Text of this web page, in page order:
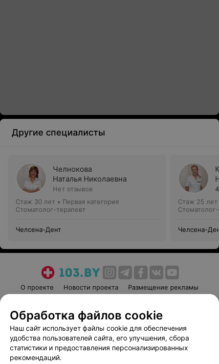
Другие специалисты
Челнокова
Наталья Николаевна
Нет отзывов
Стаж 30 лет • Первая категория
Стоматолог-терапевт
Челсена-Дент
Стаж 25 лет
Челсена-
О проекте Новости проекта
Размещение рекламы
Пользовательское соглашение
Способы оплаты
Вакансии
Партнеры
Написать руководителю 103.by
Обработка файлов cookie
Наш сайт использует файлы cookie для обеспечения
удобства пользователей сайта, его улучшения, сбора
статистики и предоставления персонализированных
рекомендаций.